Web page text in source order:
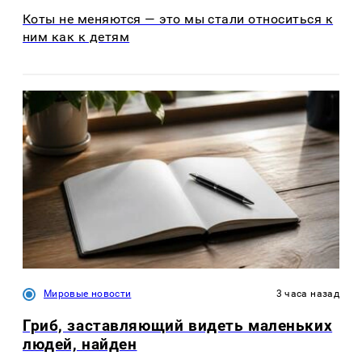
Коты не меняются — это мы стали относиться к
ним как к детям
Мировые новости 3 часа назад
Гриб, заставляющий видеть маленьких
людей, найден